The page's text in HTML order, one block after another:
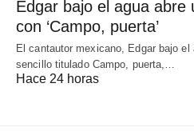
Edgar bajo el agua abre
con ‘Campo, puerta’
El cantautor mexicano, Edgar bajo
sencillo titulado Campo, puerta,…
Hace 24 horas